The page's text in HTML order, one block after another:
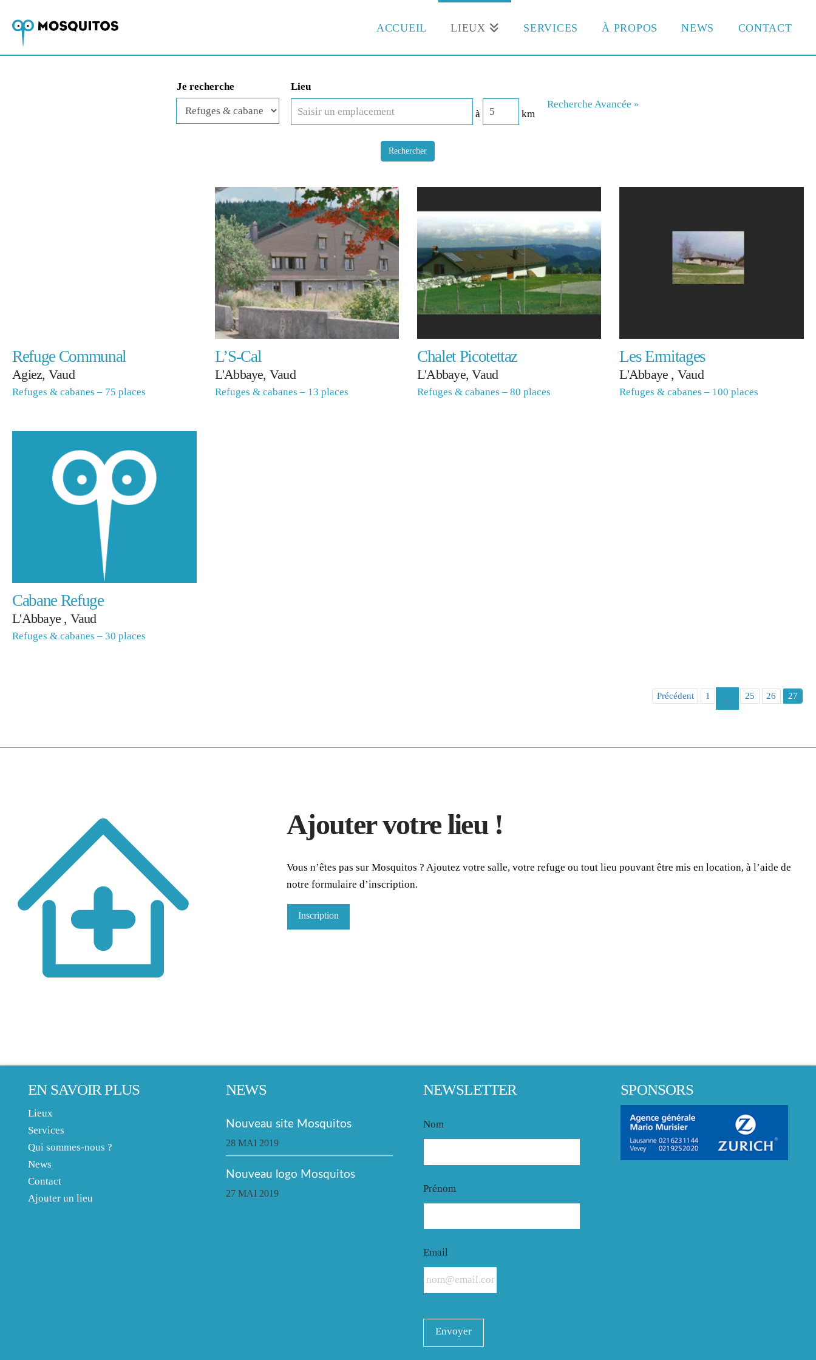
ACCUEIL LIEUX SERVICES À PROPOS NEWS CONTACT
Je recherche Lieu
à km
Recherche Avancée »
Refuge Communal
Agiez, Vaud
Refuges & cabanes – 75 places
L’S-Cal
L'Abbaye, Vaud
Refuges & cabanes – 13 places
Chalet Picotettaz
L'Abbaye, Vaud
Refuges & cabanes – 80 places
Les Ermitages
L'Abbaye , Vaud
Refuges & cabanes – 100 places
Cabane Refuge
L'Abbaye , Vaud
Refuges & cabanes – 30 places
Précédent 1 ... 25 26 27
Ajouter votre lieu !
Vous n’êtes pas sur Mosquitos ? Ajoutez votre salle, votre refuge ou tout lieu pouvant être mis en location, à l’aide de
notre formulaire d’inscription.
Inscription
EN SAVOIR PLUS
Lieux
Services
Qui sommes-nous ?
News
Contact
Ajouter un lieu
NEWS
Nouveau site Mosquitos
28 MAI 2019
Nouveau logo Mosquitos
27 MAI 2019
NEWSLETTER
Nom
Prénom
Email
SPONSORS